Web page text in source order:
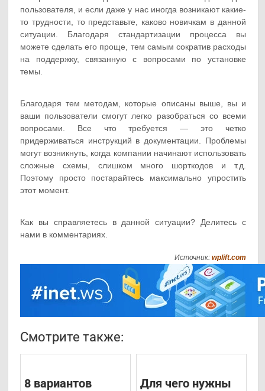
пользователя, и если даже у нас иногда возникают какие-
то трудности, то представьте, каково новичкам в данной
ситуации. Благодаря стандартизации процесса вы
можете сделать его проще, тем самым сократив расходы
на поддержку, связанную с вопросами по установке
темы.
Благодаря тем методам, которые описаны выше, вы и
ваши пользователи смогут легко разобраться со всеми
вопросами. Все что требуется — это четко
придерживаться инструкций в документации. Проблемы
могут возникнуть, когда компании начинают использовать
сложные схемы, слишком много шорткодов и т.д.
Поэтому просто постарайтесь максимально упростить
этот момент.
Как вы справляетесь в данной ситуации? Делитесь с
нами в комментариях.
Источник: wplift.com
Смотрите также:
8 вариантов
Для чего нужны